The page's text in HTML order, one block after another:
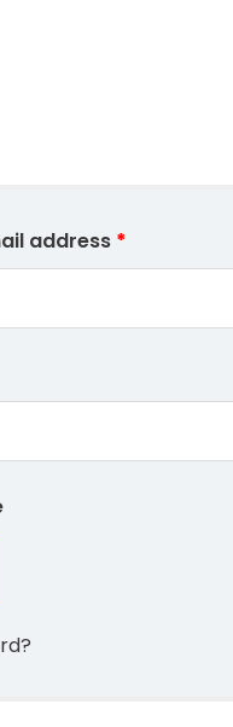
address *